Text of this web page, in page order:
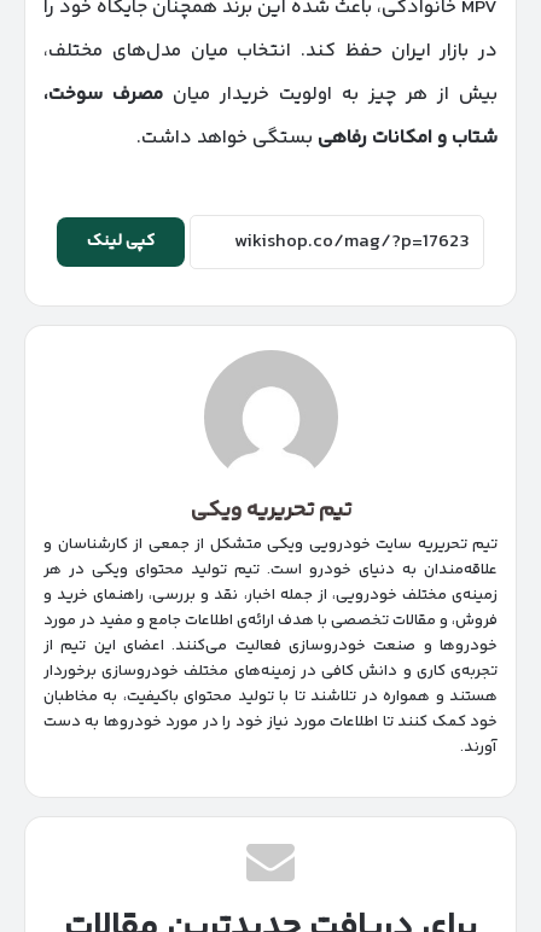
MPV خانوادگی، باعث شده این برند همچنان جایگاه خود را
در بازار ایران حفظ کند. انتخاب میان مدل‌های مختلف،
بیش از هر چیز به اولویت خریدار میان مصرف سوخت،
شتاب و امکانات رفاهی بستگی خواهد داشت.
کپی لینک
تیم تحریریه ویکی
تیم تحریریه سایت خودرویی ویکی متشکل از جمعی از کارشناسان و
علاقه‌مندان به دنیای خودرو است. تیم تولید محتوای ویکی در هر
زمینه‌‌ی مختلف خودرویی، از جمله اخبار، نقد و بررسی، راهنمای خرید و
فروش، و مقالات تخصصی با هدف ارائه‌ی اطلاعات جامع و مفید در مورد
خودروها و صنعت خودروسازی فعالیت می‌کنند. اعضای این تیم از
تجربه‌ی کاری و دانش کافی در زمینه‌های مختلف خودروسازی برخوردار
هستند و همواره در تلاشند تا با تولید محتوای باکیفیت، به مخاطبان
خود کمک کنند تا اطلاعات مورد نیاز خود را در مورد خودروها به دست
آورند.